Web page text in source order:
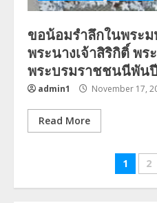
ขอน้อมรำลึกในพระ
พระนางเจ้าสิริกิติ์ พ
พระบรมราชชนนีพัน
admin1 November 17,
Read More
1 2